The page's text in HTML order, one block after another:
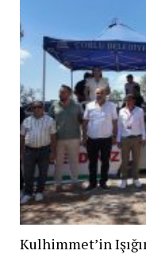
Kulhimmet’in